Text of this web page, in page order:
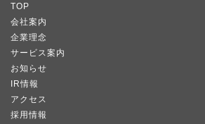
TOP
会社案内
企業理念
サービス案内
お知らせ
IR情報
アクセス
採用情報